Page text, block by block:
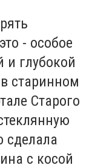
- особое
и глубокой
старинном
Старого
сделала
с косой